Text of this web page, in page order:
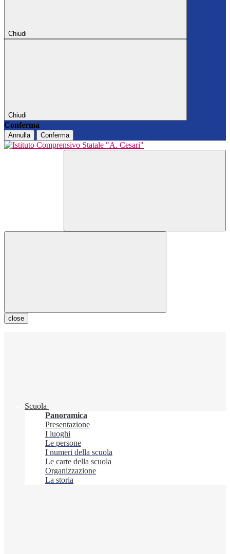
Chiudi
Chiudi
Conferma
Annulla Conferma
close
Scuola
Panoramica
Presentazione
I luoghi
Le persone
I numeri della scuola
Le carte della scuola
Organizzazione
La storia